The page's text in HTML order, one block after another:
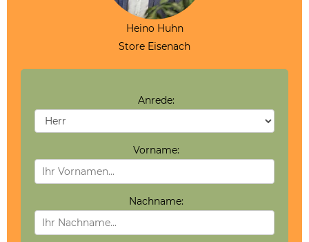
Heino Huhn
Store Eisenach
Anrede:
Vorname:
Nachname: